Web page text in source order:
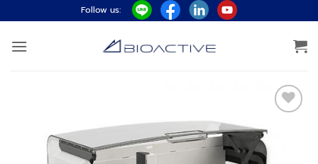
ไป
ยัง
Follow us:
Add to
wishlist